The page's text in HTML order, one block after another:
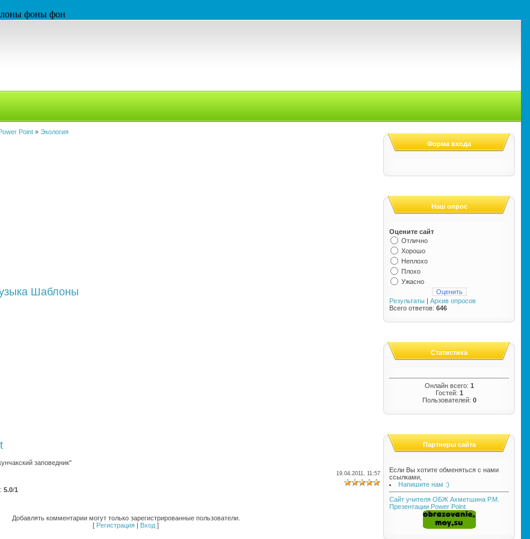
фоны фон
Point » Экология
Шаблоны
заповедник"
19.04.2011, 11:57
: 5.0/1
Добавлять комментарии могут только зарегистрированные пользователи.
[ Регистрация | Вход ]
Форма входа
Наш опрос
Оцените сайт
Отлично
Хорошо
Неплохо
Плохо
Ужасно
Результаты | Архив опросов
Всего ответов: 646
Статистика
Онлайн всего: 1
Гостей: 1
Пользователей: 0
Партнеры сайта
Если Вы хотите обменяться с нами
ссылками,
Напишите нам :)
Сайт учителя ОБЖ Ахметшина Р.М.
Презентации Power Point